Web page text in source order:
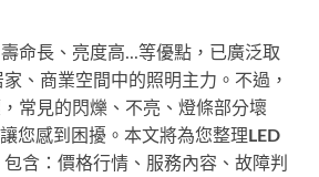
命長、亮度高...等優點，已廣泛取
、商業空間中的照明主力。不過，
常見的閃爍、不亮、燈條部分壞
您感到困擾。本文將為您整理 LED
含：價格行情、服務內容、故障判